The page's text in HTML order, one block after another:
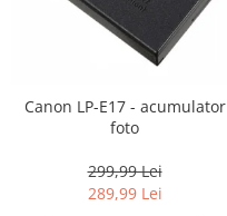
Canon LP-E17 - acumulator
foto
299,99 Lei
289,99 Lei